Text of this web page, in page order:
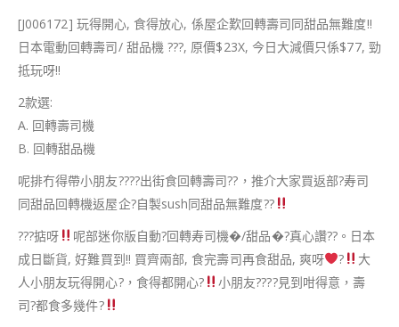
[J006172] 玩得開心, 食得放心, 係屋企歎回轉壽司同甜品無難度!!
日本電動回轉壽司/ 甜品機 ???, 原價$23X, 今日大減價只係$77, 勁
抵玩呀!!
2款選:
A. 回轉壽司機
B. 回轉甜品機
呢排冇得帶小朋友????出街食回轉壽司?? ，推介大家買返部?寿司
同甜品回轉機返屋企?自製sush同甜品無難度??
?️?️?️掂呀 呢部迷你版自動?回轉寿司機�/甜品�?真心讚?? 。日本
成日斷貨, 好難買到!! 買齊兩部, 食完壽司再食甜品, 爽呀
?️
大
人小朋友玩得開心?，食得都開心? 小朋友????見到咁得意，壽
司?都食多幾件?